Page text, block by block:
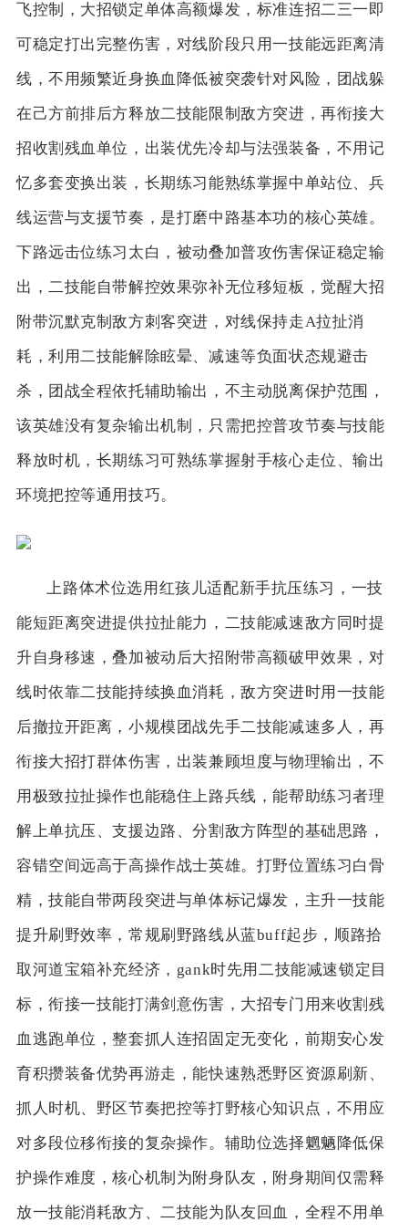
飞控制，大招锁定单体高额爆发，标准连招二三一即
可稳定打出完整伤害，对线阶段只用一技能远距离清
线，不用频繁近身换血降低被突袭针对风险，团战躲
在己方前排后方释放二技能限制敌方突进，再衔接大
招收割残血单位，出装优先冷却与法强装备，不用记
忆多套变换出装，长期练习能熟练掌握中单站位、兵
线运营与支援节奏，是打磨中路基本功的核心英雄。
下路远击位练习太白，被动叠加普攻伤害保证稳定输
出，二技能自带解控效果弥补无位移短板，觉醒大招
附带沉默克制敌方刺客突进，对线保持走A拉扯消
耗，利用二技能解除眩晕、减速等负面状态规避击
杀，团战全程依托辅助输出，不主动脱离保护范围，
该英雄没有复杂输出机制，只需把控普攻节奏与技能
释放时机，长期练习可熟练掌握射手核心走位、输出
环境把控等通用技巧。
上路体术位选用红孩儿适配新手抗压练习，一技
能短距离突进提供拉扯能力，二技能减速敌方同时提
升自身移速，叠加被动后大招附带高额破甲效果，对
线时依靠二技能持续换血消耗，敌方突进时用一技能
后撤拉开距离，小规模团战先手二技能减速多人，再
衔接大招打群体伤害，出装兼顾坦度与物理输出，不
用极致拉扯操作也能稳住上路兵线，能帮助练习者理
解上单抗压、支援边路、分割敌方阵型的基础思路，
容错空间远高于高操作战士英雄。打野位置练习白骨
精，技能自带两段突进与单体标记爆发，主升一技能
提升刷野效率，常规刷野路线从蓝buff起步，顺路拾
取河道宝箱补充经济，gank时先用二技能减速锁定目
标，衔接一技能打满剑意伤害，大招专门用来收割残
血逃跑单位，整套抓人连招固定无变化，前期安心发
育积攒装备优势再游走，能快速熟悉野区资源刷新、
抓人时机、野区节奏把控等打野核心知识点，不用应
对多段位移衔接的复杂操作。辅助位选择魍魉降低保
护操作难度，核心机制为附身队友，附身期间仅需释
放一技能消耗敌方、二技能为队友回血，全程不用单